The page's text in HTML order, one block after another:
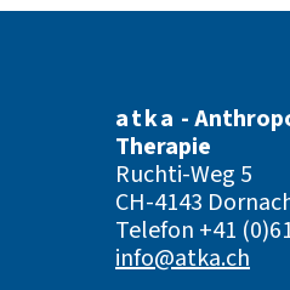
atka -
Therapie
Ruchti-Weg 5
CH-4143
Telefon +41
info@atka.ch